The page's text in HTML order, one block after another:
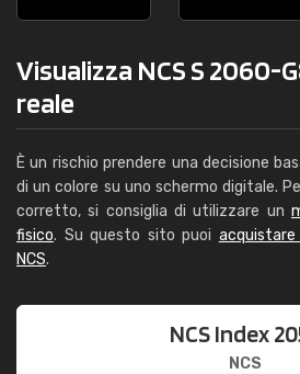
Visualizza NCS S 2060-
reale
È un rischio prendere una decisione
di un colore su uno schermo digitale.
corretto, si consiglia di utilizzare un
fisico. Su questo sito puoi
NCS.
NCS Index
NCS